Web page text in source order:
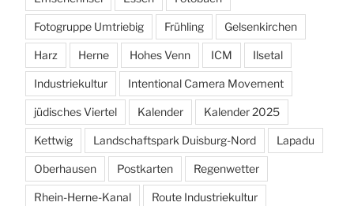
Fotogruppe Umtriebig Frühling Gelsenkirchen
Harz Herne Hohes Venn ICM Ilsetal
Industriekultur Intentional Camera Movement
jüdisches Viertel Kalender Kalender 2025
Kettwig Landschaftspark Duisburg-Nord Lapadu
Oberhausen Postkarten Regenwetter
Rhein-Herne-Kanal Route Industriekultur